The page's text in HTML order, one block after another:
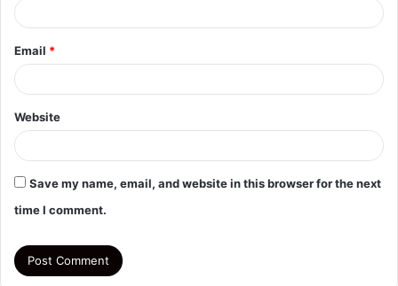
Email *
Website
Save my name, email, and website in this browser for the next
time I comment.